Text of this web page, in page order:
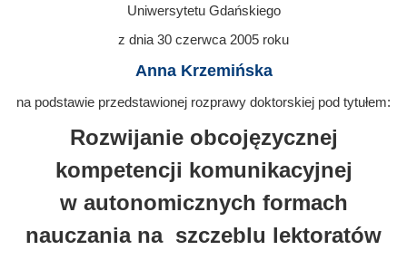
Uniwersytetu Gdańskiego
z dnia 30 czerwca 2005 roku
Anna Krzemińska
na podstawie przedstawionej rozprawy doktorskiej pod tytułem:
Rozwijanie obcojęzycznej
kompetencji komunikacyjnej
w autonomicznych formach
nauczania na szczeblu lektoratów